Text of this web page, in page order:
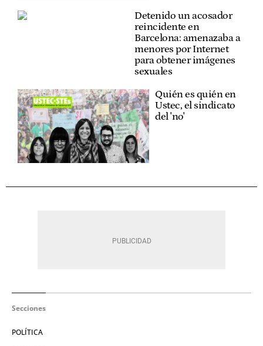
Detenido un acosador
reincidente en
Barcelona: amenazaba a
menores por Internet
para obtener imágenes
sexuales
Quién es quién en
Ustec, el sindicato
del 'no'
Secciones
POLÍTICA